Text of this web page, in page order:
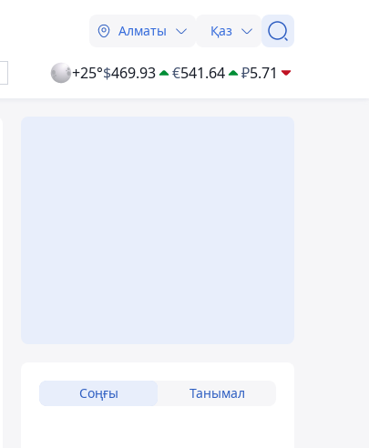
Алматы Қаз
+25°$469.93 €541.64 ₽5.71
Соңғы Танымал